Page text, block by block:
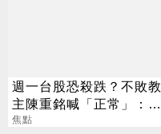
週一台股恐殺跌？不敗教
主陳重銘喊「正常」：6
檔撿便宜
焦點